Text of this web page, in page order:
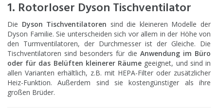
1. Rotorloser Dyson Tischventilator
Die Dyson Tischventilatoren sind die kleineren Modelle der
Dyson Familie. Sie unterscheiden sich vor allem in der Höhe von
den Turmventilatoren, der Durchmesser ist der Gleiche. Die
Tischventilatoren sind besonders für die Anwendung im Büro
oder für das Belüften kleinerer Räume geeignet, und sind in
allen Varianten erhältlich, z.B. mit HEPA-Filter oder zusätzlicher
Heiz-Funktion. Außerdem sind sie kostengünstiger als ihre
großen Brüder.